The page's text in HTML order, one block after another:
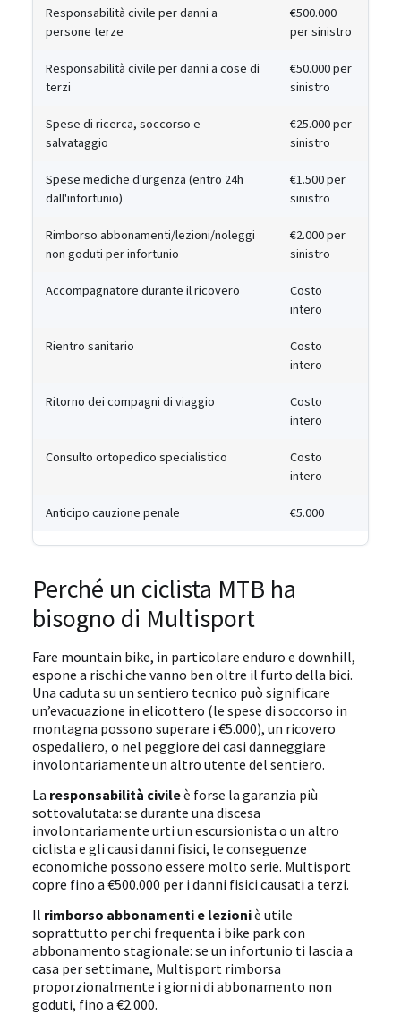
Responsabilità civile per danni a
persone terze
€500.000
per sinistro
Responsabilità civile per danni a cose di
terzi
€50.000 per
sinistro
Spese di ricerca, soccorso e
salvataggio
€25.000 per
sinistro
Spese mediche d'urgenza (entro 24h
dall'infortunio)
€1.500 per
sinistro
Rimborso abbonamenti/lezioni/noleggi
non goduti per infortunio
€2.000 per
sinistro
Accompagnatore durante il ricovero
Costo
intero
Rientro sanitario
Costo
intero
Ritorno dei compagni di viaggio
Costo
intero
Consulto ortopedico specialistico
Costo
intero
Anticipo cauzione penale
€5.000
Perché un ciclista MTB ha
bisogno di Multisport
Fare mountain bike, in particolare enduro e downhill,
espone a rischi che vanno ben oltre il furto della bici.
Una caduta su un sentiero tecnico può significare
un’evacuazione in elicottero (le spese di soccorso in
montagna possono superare i €5.000), un ricovero
ospedaliero, o nel peggiore dei casi danneggiare
involontariamente un altro utente del sentiero.
La responsabilità civileè forse la garanzia più
sottovalutata: se durante una discesa
involontariamente urti un escursionista o un altro
ciclista e gli causi danni fisici, le conseguenze
economiche possono essere molto serie. Multisport
copre fino a €500.000 per i danni fisici causati a terzi.
Il rimborso abbonamenti e lezioniè utile
soprattutto per chi frequenta i bike park con
abbonamento stagionale: se un infortunio ti lascia a
casa per settimane, Multisport rimborsa
proporzionalmente i giorni di abbonamento non
goduti, fino a €2.000.